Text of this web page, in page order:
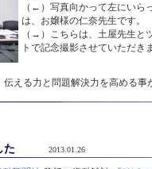
（←）写真向かって左にいら
は、お嬢様の仁奈先生です。
（→）こちらは、土屋先生と
トで記念撮影させていただき
える力と問題解決力を高める
た 2013.01.26